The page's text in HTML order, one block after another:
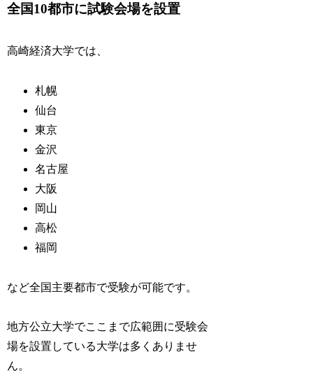
全国10都市に試験会場を設置
高崎経済大学では、
札幌
仙台
東京
金沢
名古屋
大阪
岡山
高松
福岡
など全国主要都市で受験が可能です。
地方公立大学でここまで広範囲に受験会
場を設置している大学は多くありませ
ん。